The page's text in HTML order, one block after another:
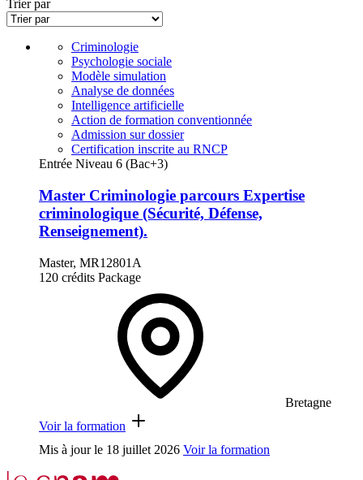
Trier par
Criminologie
Psychologie sociale
Modèle simulation
Analyse de données
Intelligence artificielle
Action de formation conventionnée
Admission sur dossier
Certification inscrite au RNCP
Entrée Niveau 6 (Bac+3)
Master Criminologie parcours Expertise
criminologique (Sécurité, Défense,
Renseignement).
Master, MR12801A
120 crédits Package
Bretagne
Voir la formation
Mis à jour le 18 juillet 2026 Voir la formation